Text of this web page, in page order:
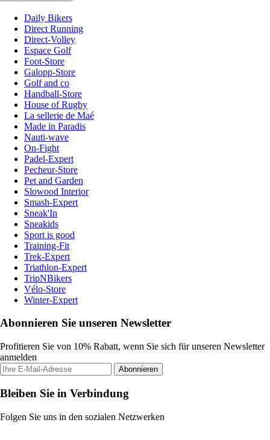
Daily Bikers
Direct Running
Direct-Volley
Espace Golf
Foot-Store
Galopp-Store
Golf and co
Handball-Store
House of Rugby
La sellerie de Maé
Made in Paradis
Nauti-wave
On-Fight
Padel-Expert
Pecheur-Store
Pet and Garden
Slowood Interior
Smash-Expert
Sneak'In
Sneakids
Sport is good
Training-Fit
Trek-Expert
Triathlon-Expert
TripNBikers
Vélo-Store
Winter-Expert
Abonnieren Sie unseren Newsletter
Profitieren Sie von 10% Rabatt, wenn Sie sich für unseren Newsletter
anmelden
Abonnieren
Bleiben Sie in Verbindung
Folgen Sie uns in den sozialen Netzwerken